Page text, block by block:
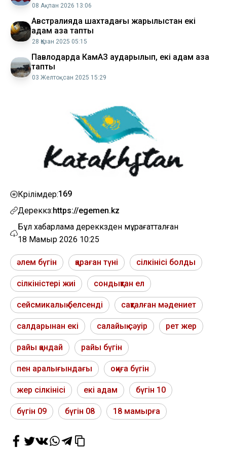
08 Ақпан 2026 13:06
Австралияда шахтадағы жарылыстан екі
адам қаза тапты
28 Қазан 2025 05:15
Павлодарда КамАЗ аударылып, екі адам қаза
тапты
03 Желтоқсан 2025 15:29
Көрілімдер:169
Дереккөз:https://egemen.kz
Бұл хабарлама дереккөзден мұрағатталған
18 Мамыр 2026 10:25
әлем бүгін қараған түні сілкінісі болды
сілкіністері жиі сондықтан ел
сейсмикалық белсенді сақталған мәдениет
салдарынан екі салайық сәуір рет жер
райы қандай райы бүгін
пен аралығындағы оқиға бүгін
жер сілкінісі екі адам бүгін 10
бүгін 09 бүгін 08 18 мамырға